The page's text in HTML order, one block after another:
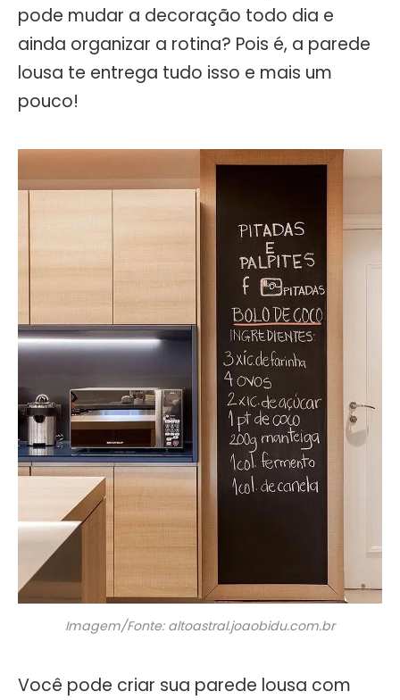
pode mudar a decoração todo dia e
ainda organizar a rotina? Pois é, a parede
lousa te entrega tudo isso e mais um
pouco!
Imagem/Fonte: altoastral.joaobidu.com.br
Você pode criar sua parede lousa com